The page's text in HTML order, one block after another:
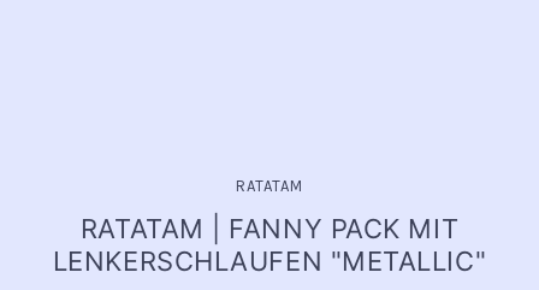
RATATAM
RATATAM | FANNY PACK MIT
LENKERSCHLAUFEN "METALLIC"